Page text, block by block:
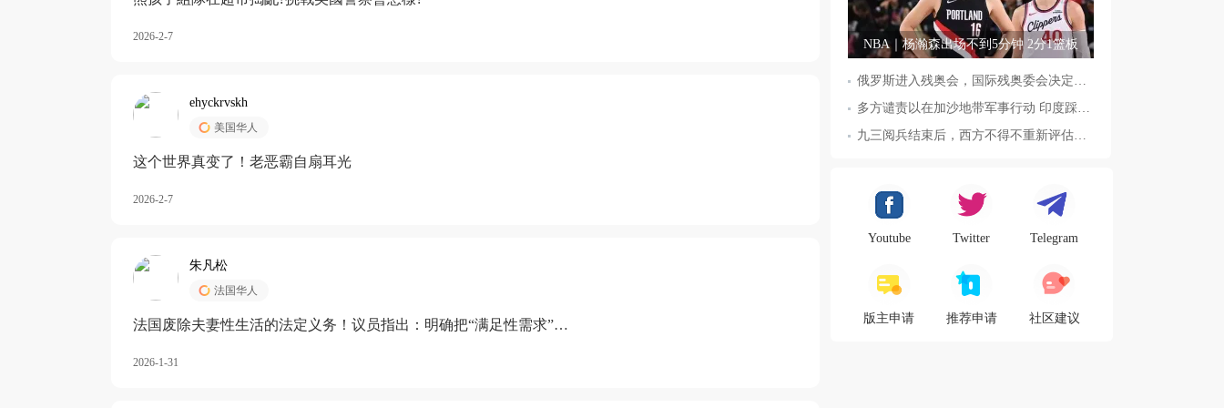
2026-2-7
ehyckrvskh
美国华人
这个世界真变了！老恶霸自扇耳光
2026-2-7
朱凡松
法国华人
法国废除夫妻性生活的法定义务！议员指出：明确把“满足性需求”排
2026-1-31
NBA｜杨瀚森出场不到5分钟 2分1篮板
Youtube Twitter Telegram
版主申请 推荐申请 社区建议